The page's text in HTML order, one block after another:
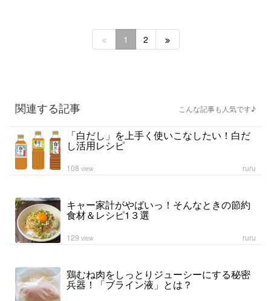
1 2
関連する記事 こんな記事も人気です♪
「白だし」を上手く使いこなしたい！白だ
し活用レシピ
ruru
108 view
キャー家計がやばいっ！そんなときの節約
食材＆レシピ1３選
ruru
129 view
鶏むね肉をしっとりジューシーにする秘密
兵器！「ブライン液」とは？